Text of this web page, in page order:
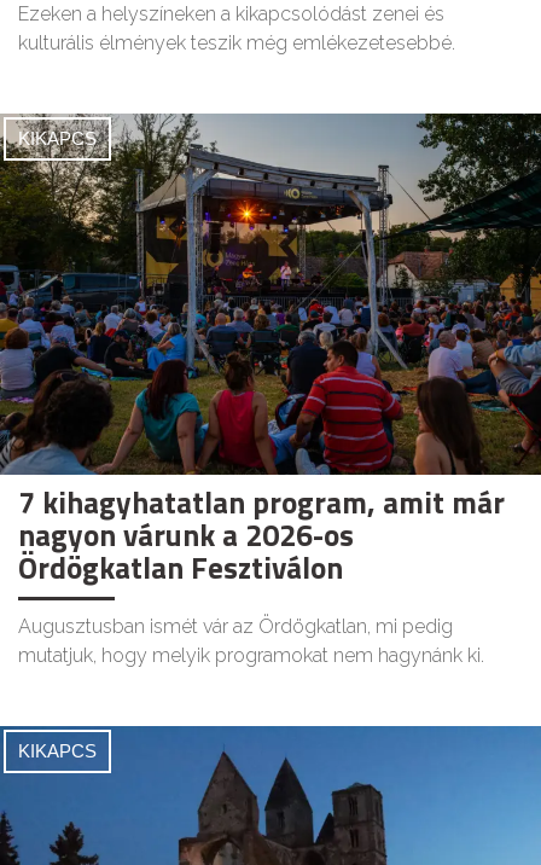
Ezeken a helyszíneken a kikapcsolódást zenei és
kulturális élmények teszik még emlékezetesebbé.
KIKAPCS
7 kihagyhatatlan program, amit már
nagyon várunk a 2026-os
Ördögkatlan Fesztiválon
Augusztusban ismét vár az Ördögkatlan, mi pedig
mutatjuk, hogy melyik programokat nem hagynánk ki.
KIKAPCS